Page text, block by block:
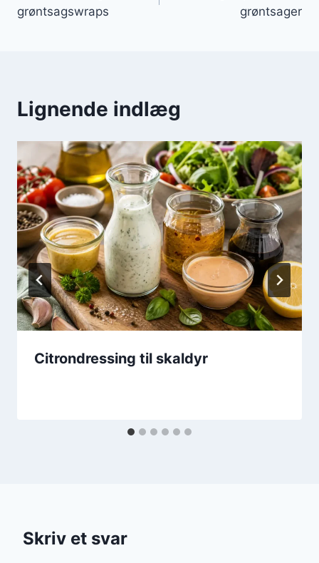
grøntsagswraps
grøntsager
Lignende indlæg
Citrondressing til skaldyr
Skriv et svar